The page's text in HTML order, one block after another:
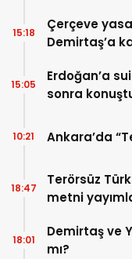
Çerçeve
Demirtaş’a
tartışması
15:18
Erdoğan’a
sonra
15:05
Ankara’da
10:21
Terörsüz
metni
18:47
Demirtaş ve
mı?
18:01